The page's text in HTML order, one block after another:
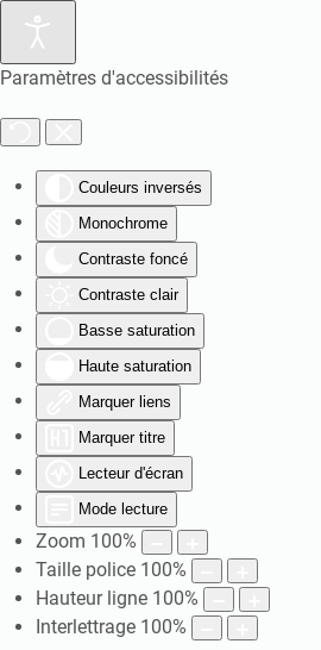
Paramètres d'accessibilités
Couleurs inversés
Monochrome
Contraste foncé
Contraste clair
Basse saturation
Haute saturation
Marquer liens
Marquer titre
Lecteur d'écran
Mode lecture
Zoom 100%
Taille police 100%
Hauteur ligne 100%
Interlettrage 100%